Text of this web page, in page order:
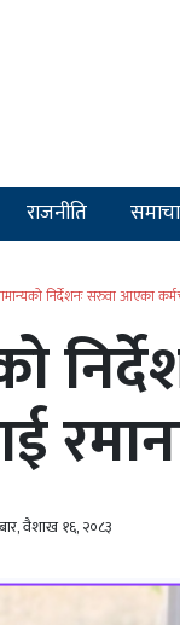
राजनीति
निर्देशनः सरुवा आएका
वैशाख १६, २०८३